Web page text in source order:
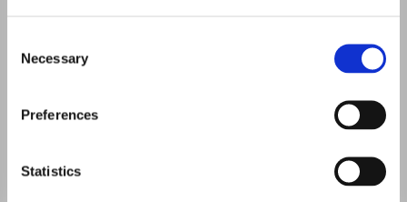
Selection
Necessary
Preferences
Statistics